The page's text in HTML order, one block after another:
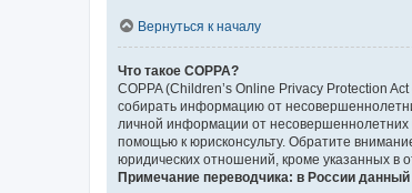
Вернуться к началу
Что такое COPPA?
COPPA (Children’s Online Privacy Protection
собирать информацию от
личной информации от
помощью к юрисконсульту. Обратите
юридических отношений, кроме указанных в
Примечание переводчика: в России